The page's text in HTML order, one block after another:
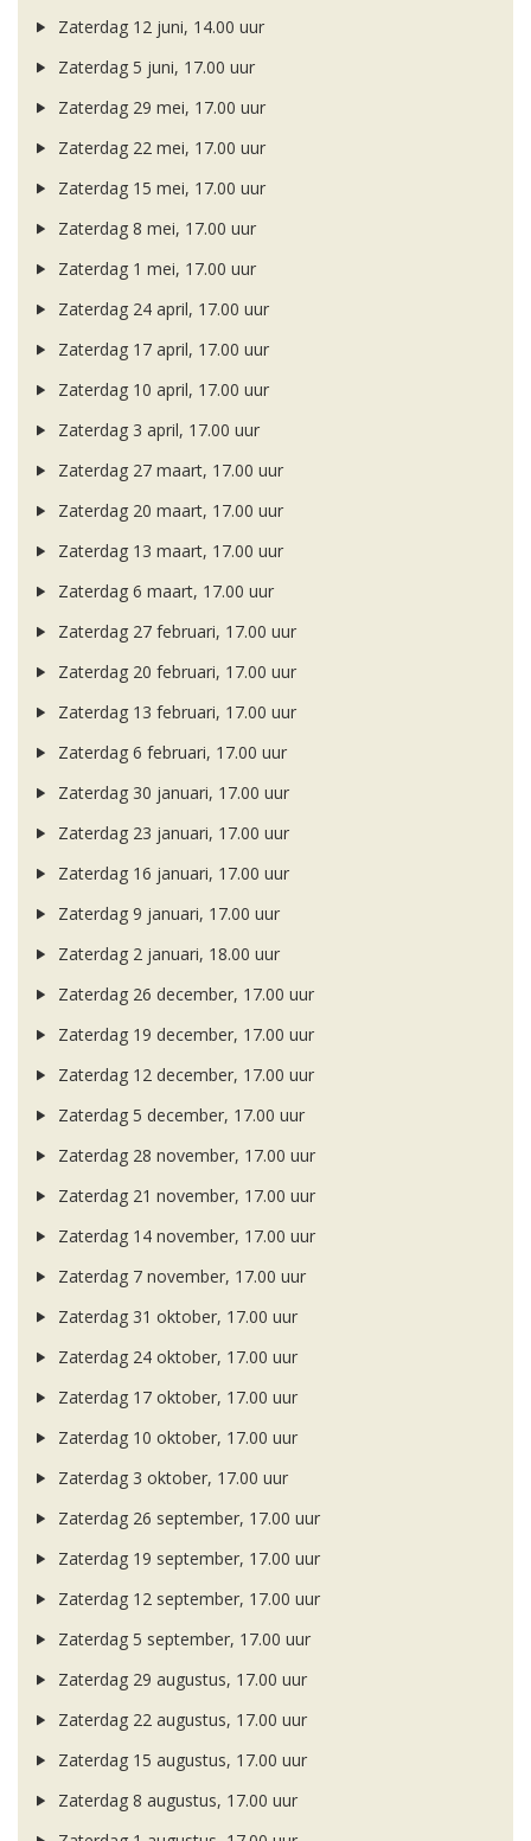
Zaterdag 12 juni, 14.00 uur
Zaterdag 5 juni, 17.00 uur
Zaterdag 29 mei, 17.00 uur
Zaterdag 22 mei, 17.00 uur
Zaterdag 15 mei, 17.00 uur
Zaterdag 8 mei, 17.00 uur
Zaterdag 1 mei, 17.00 uur
Zaterdag 24 april, 17.00 uur
Zaterdag 17 april, 17.00 uur
Zaterdag 10 april, 17.00 uur
Zaterdag 3 april, 17.00 uur
Zaterdag 27 maart, 17.00 uur
Zaterdag 20 maart, 17.00 uur
Zaterdag 13 maart, 17.00 uur
Zaterdag 6 maart, 17.00 uur
Zaterdag 27 februari, 17.00 uur
Zaterdag 20 februari, 17.00 uur
Zaterdag 13 februari, 17.00 uur
Zaterdag 6 februari, 17.00 uur
Zaterdag 30 januari, 17.00 uur
Zaterdag 23 januari, 17.00 uur
Zaterdag 16 januari, 17.00 uur
Zaterdag 9 januari, 17.00 uur
Zaterdag 2 januari, 18.00 uur
Zaterdag 26 december, 17.00 uur
Zaterdag 19 december, 17.00 uur
Zaterdag 12 december, 17.00 uur
Zaterdag 5 december, 17.00 uur
Zaterdag 28 november, 17.00 uur
Zaterdag 21 november, 17.00 uur
Zaterdag 14 november, 17.00 uur
Zaterdag 7 november, 17.00 uur
Zaterdag 31 oktober, 17.00 uur
Zaterdag 24 oktober, 17.00 uur
Zaterdag 17 oktober, 17.00 uur
Zaterdag 10 oktober, 17.00 uur
Zaterdag 3 oktober, 17.00 uur
Zaterdag 26 september, 17.00 uur
Zaterdag 19 september, 17.00 uur
Zaterdag 12 september, 17.00 uur
Zaterdag 5 september, 17.00 uur
Zaterdag 29 augustus, 17.00 uur
Zaterdag 22 augustus, 17.00 uur
Zaterdag 15 augustus, 17.00 uur
Zaterdag 8 augustus, 17.00 uur